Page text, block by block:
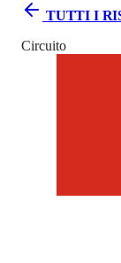
TUTTI I
Circuito